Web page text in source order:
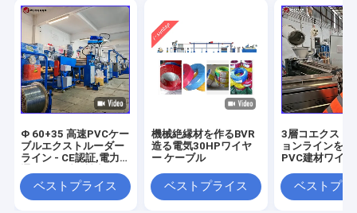
Φ 60+35 高速PVCケー
ブルエクストルーダー
ライン - CE認証,電力&
めの200m/Min
ベストプライス
機械絶縁材を作るBVR
造る電気30HPワイヤ
ー ケーブル
ベストプライス
3層コエクスト
ョンラインを用
PVC建材ワイ
ベストプラ